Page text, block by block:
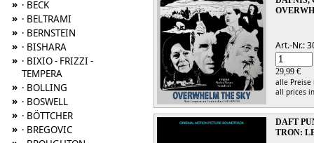
» · BECK
» · BELTRAMI
» · BERNSTEIN
» · BISHARA
» · BIXIO - FRIZZI -
TEMPERA
» · BOLLING
» · BOSWELL
» · BÖTTCHER
» · BREGOVIC
Art.-Nr.:
29,99 €
alle
all prices
DAFT
TRON: